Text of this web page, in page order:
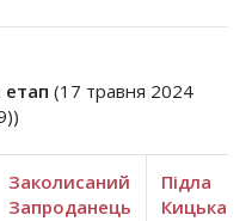
(17 травня 2024
Заколисаний
Запроданець
Підла
Кицька